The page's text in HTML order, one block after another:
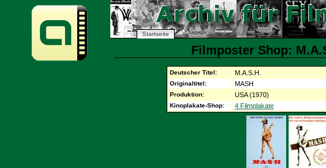
Startseite
Filmposter Shop:
Deutscher Titel: M.A.S.H.
Originaltitel: MASH
Produktion: USA (1970)
Kinoplakate-Shop: 4 Filmplakate